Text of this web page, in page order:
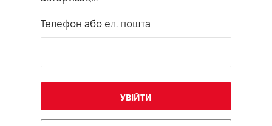
Телефон або ел. пошта
УВІЙТИ